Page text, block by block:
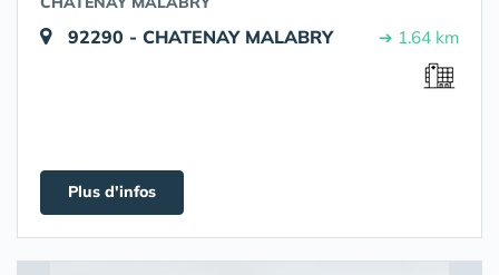
92290 - CHATENAY MALABRY ➔ 1.64 km
Plus d'infos